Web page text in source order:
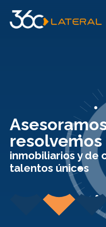
resolvemos
inmobiliarios y de
talentos únicos